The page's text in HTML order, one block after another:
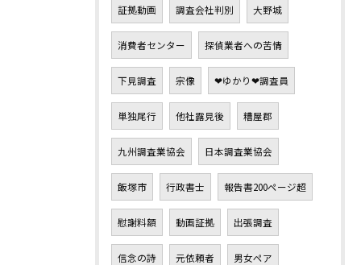
証拠動画 調査会社判別 大野城
消費者センター 探偵業者への苦情
下見調査 宗像 ❤ゆかり❤調査員
単独尾行 他社露見後 糟屋郡
九州調査業協会 日本調査業協会
飯塚市 行政書士 報告書200ページ超
慰謝料額 動画証拠 出張調査
信念の詩 元依頼者 男女ペア